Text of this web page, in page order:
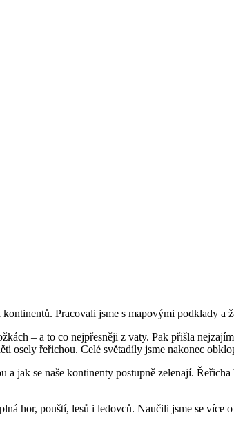
Pracovali jsme s mapovými podklady
– a to co nejpřesněji z vaty. Pak přišla
osely řeřichou. Celé světadíly jsme nakonec
jak se naše kontinenty postupně zelenají.
hor, pouští, lesů i ledovců. Naučili jsme se